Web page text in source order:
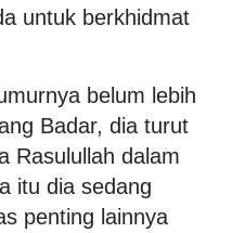
untuk berkhidmat
belum lebih
Badar, dia turut
Rasulullah dalam
itu dia sedang
penting lainnya